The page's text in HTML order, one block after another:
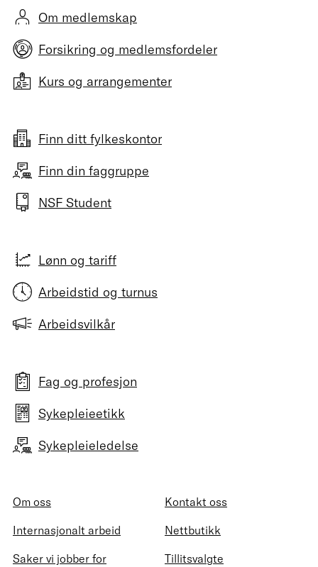
Om medlemskap
Forsikring og medlemsfordeler
Kurs og arrangementer
Finn ditt fylkeskontor
Finn din faggruppe
NSF Student
Lønn og tariff
Arbeidstid og turnus
Arbeidsvilkår
Fag og profesjon
Sykepleieetikk
Sykepleieledelse
Om oss
Kontakt oss
Internasjonalt arbeid
Nettbutikk
Saker vi jobber for
Tillitsvalgte